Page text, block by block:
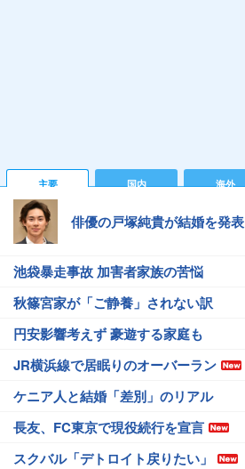
主要 国内 海外
俳優の戸塚純貴が結婚を発表
池袋暴走事故 加害者家族の苦悩
秋篠宮家が「ご静養」されない訳
円安影響考えず 豪遊する家庭も
JR横浜線で居眠りのオーバーラン
ケニア人と結婚「差別」のリアル
長友、FC東京で現役続行を宣言
スクバル「デトロイト戻りたい」